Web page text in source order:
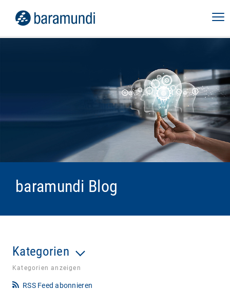
baramundi Blog
Kategorien
Kategorien anzeigen
RSS Feed abonnieren